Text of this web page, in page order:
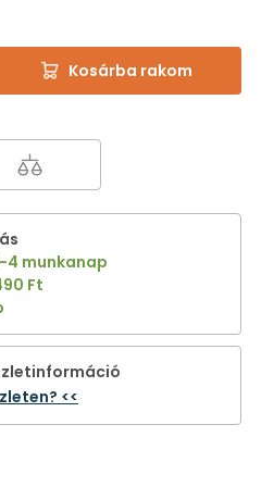
Kosárba rakom
4 munkanap
Ft
<<